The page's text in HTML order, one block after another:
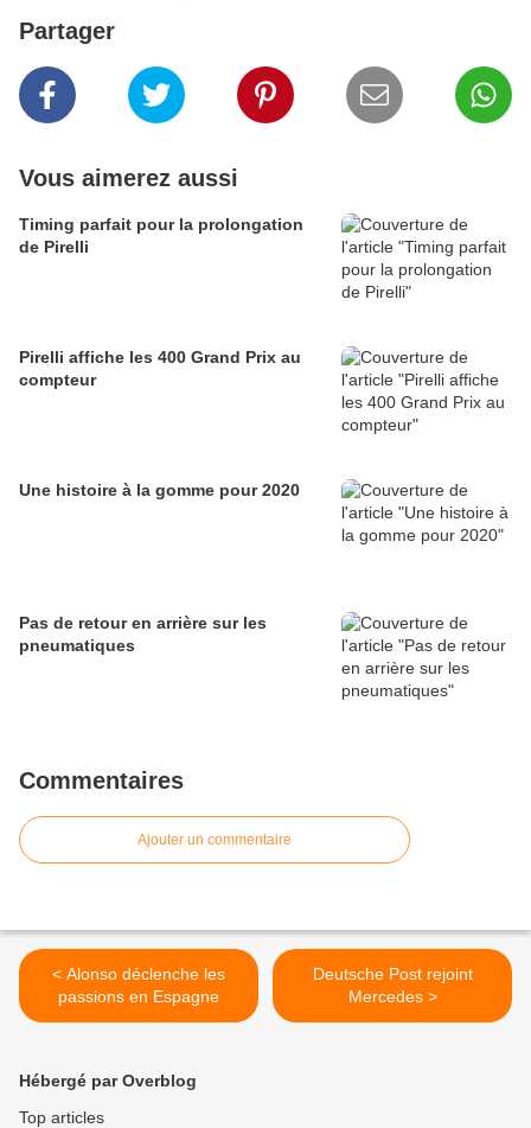
Partager
Vous aimerez aussi
Timing parfait pour la prolongation
de Pirelli
Pirelli affiche les 400 Grand Prix au
compteur
Une histoire à la gomme pour 2020
Pas de retour en arrière sur les
pneumatiques
Commentaires
Ajouter un commentaire
< Alonso déclenche les
passions en Espagne
Deutsche Post rejoint
Mercedes >
Hébergé par Overblog
Top articles